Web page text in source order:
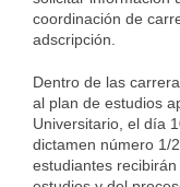
coordinación de
adscripción.
Dentro de las
al plan de estudios
Universitario, el día
dictamen número 1/
estudiantes